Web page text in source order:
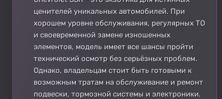
ценителей уникальных автомобилей. При
хорошем уровне обслуживания, регулярных ТО
и своевременной замене изношенных
элементов, модель имеет все шансы пройти
технический осмотр без серьёзных проблем.
Однако, владельцам стоит быть готовыми к
возможным тратам на обслуживание и ремонт
подвески, тормозной системы и электроники.